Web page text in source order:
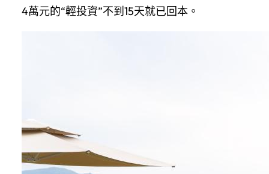
4萬元的“輕投資”不到15天就已回本。